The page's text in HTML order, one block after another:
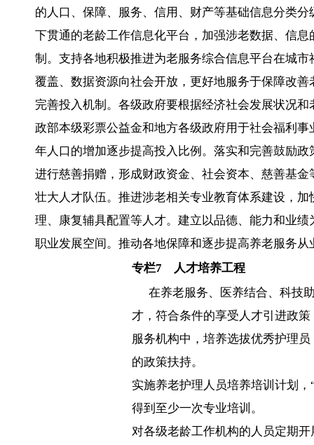
的人口、保障、服务、信用、财产等基础信息分类
下贯通的老龄工作信息化平台，加强涉老数据、信
制。支持各地积极推进为老服务综合信息平台在城
覆盖、数据资源向社会开放，更好地服务于保障改
完善投入机制。各级政府要根据经济社会发展状况
政部本级彩票公益金和地方各级政府用于社会福利
年人口的增加逐步提高投入比例。落实和完善鼓励
进行慈善捐赠，形成财政资金、社会资本、慈善基
壮大人才队伍。推进涉老相关专业教育体系建设，
理、康复辅具配置等人才。建立以品德、能力和业
职业发展空间。推动各地保障和逐步提高养老服务从
专栏7 人才培养工程
在养老服务、医养结合、科技
才，符合条件的享受人才引进政
服务机构中，培养选拔优秀护理
的政策扶持。
实施养老护理人员培养培训计划
得到至少一次专业培训。
对各级老龄工作机构的人员定期